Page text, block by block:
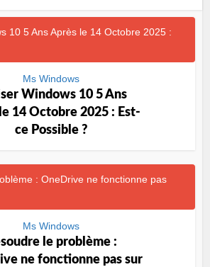
Ms Windows
Windows 10 5 Ans
14 Octobre 2025 : Est-
ce Possible ?
Ms Windows
le problème :
ne fonctionne pas sur